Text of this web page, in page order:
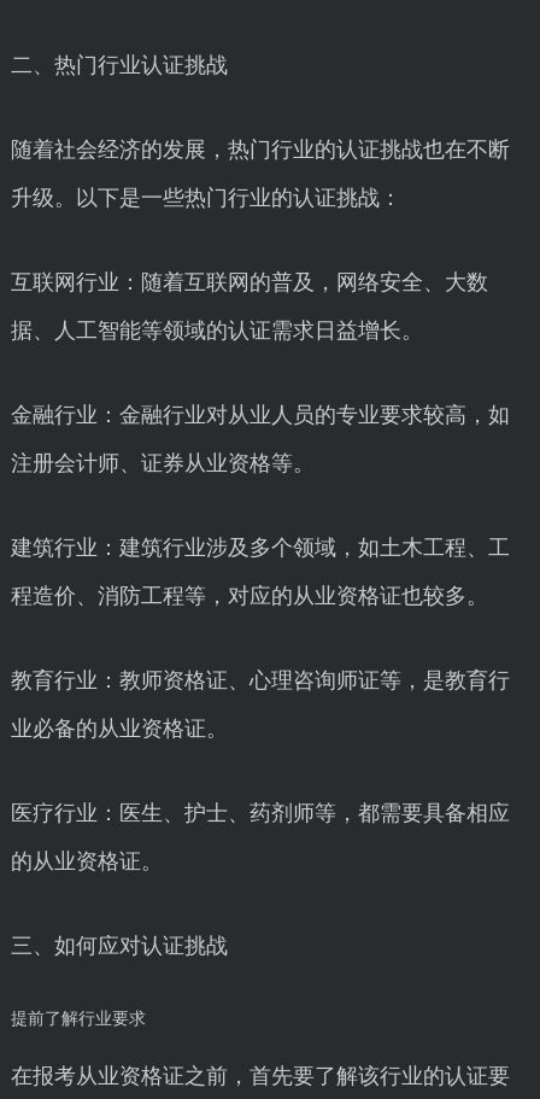
二、热门行业认证挑战
随着社会经济的发展，热门行业的认证挑战也在不断
升级。以下是一些热门行业的认证挑战：
互联网行业：随着互联网的普及，网络安全、大数
据、人工智能等领域的认证需求日益增长。
金融行业：金融行业对从业人员的专业要求较高，如
注册会计师、证券从业资格等。
建筑行业：建筑行业涉及多个领域，如土木工程、工
程造价、消防工程等，对应的从业资格证也较多。
教育行业：教师资格证、心理咨询师证等，是教育行
业必备的从业资格证。
医疗行业：医生、护士、药剂师等，都需要具备相应
的从业资格证。
三、如何应对认证挑战
提前了解行业要求
在报考从业资格证之前，首先要了解该行业的认证要